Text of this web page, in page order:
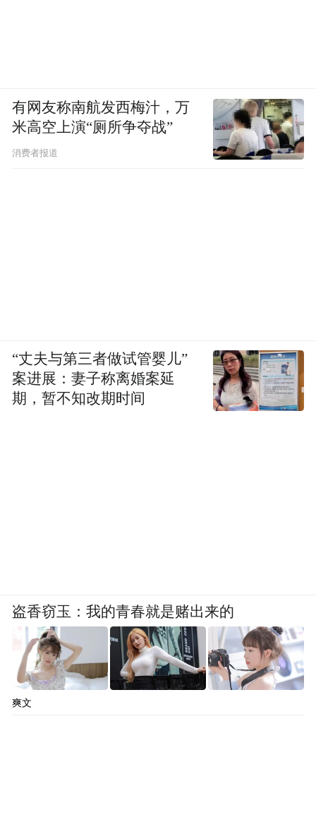
有网友称南航发西梅汁，万
米高空上演“厕所争夺战”
消费者报道
“丈夫与第三者做试管婴儿”
案进展：妻子称离婚案延
期，暂不知改期时间
盗香窃玉：我的青春就是赌出来的
爽文